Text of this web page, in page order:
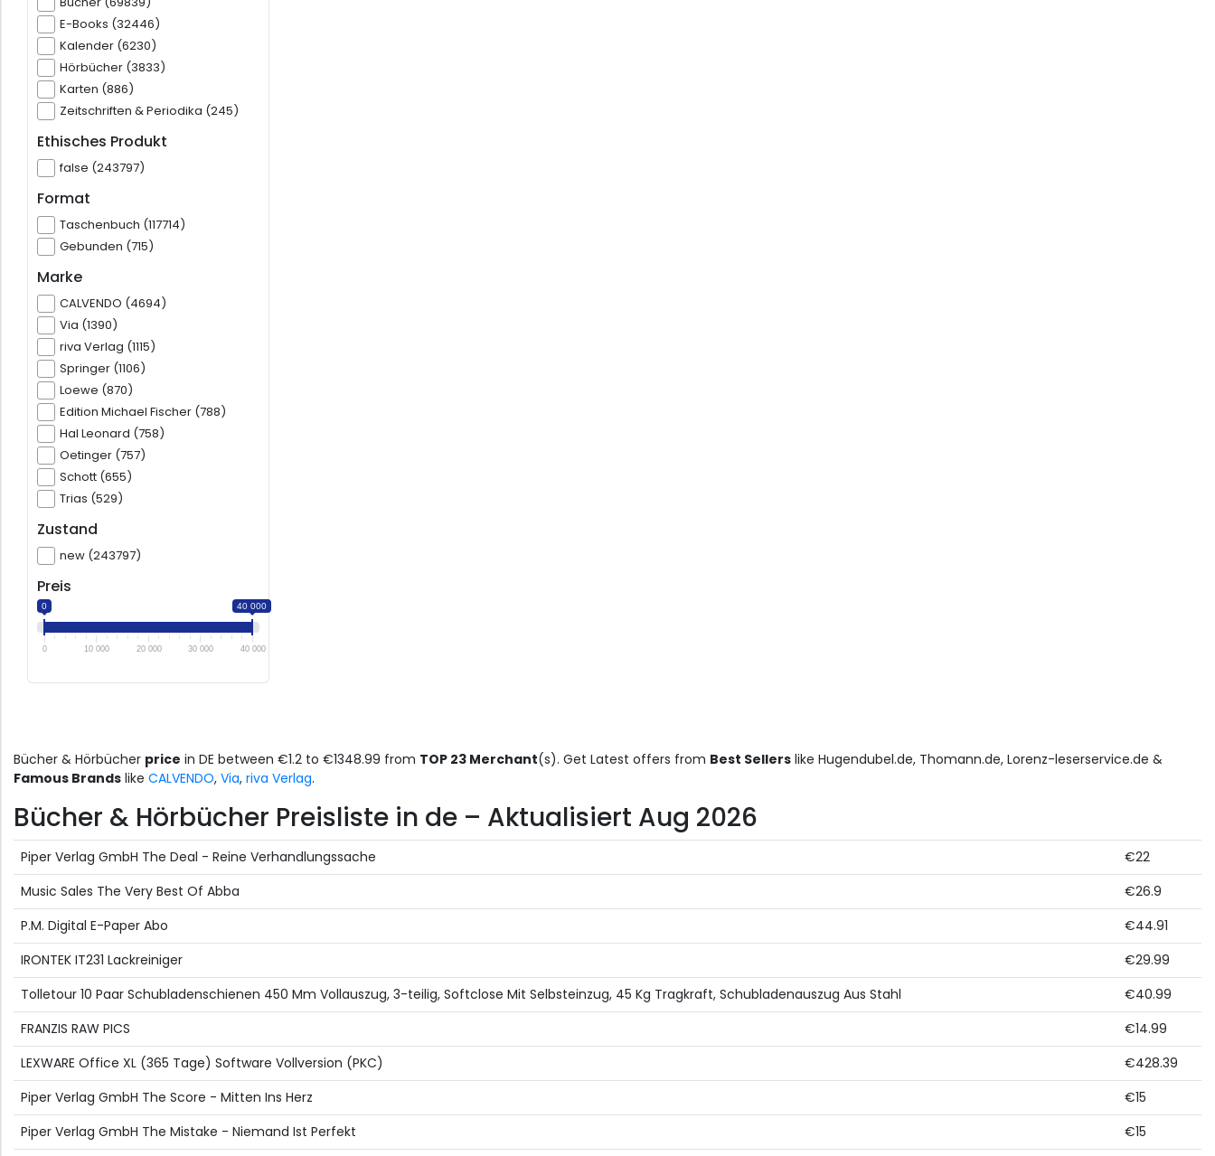
E-Books (32446)
Kalender (6230)
Hörbücher (3833)
Karten (886)
Zeitschriften & Periodika (245)
Ethisches Produkt
false (243797)
Format
Taschenbuch (117714)
Gebunden (715)
Marke
CALVENDO (4694)
Via (1390)
riva Verlag (1115)
Springer (1106)
Loewe (870)
Edition Michael Fischer (788)
Hal Leonard (758)
Oetinger (757)
Schott (655)
Trias (529)
Zustand
new (243797)
Preis
0 40 000
0 10 000 20 000 30 000 40 000
Bücher & Hörbücher price in DE between €1.2 to €1348.99 from TOP 23 Merchant(s). Get Latest offers from Best Sellers like Hugendubel.de, Thomann.de, Lorenz-leserservice.de &
Famous Brands like CALVENDO, Via, riva Verlag.
Bücher & Hörbücher Preisliste in de – Aktualisiert Aug 2026
Piper Verlag GmbH The Deal - Reine Verhandlungssache
€22
Music Sales The Very Best Of Abba
€26.9
P.M. Digital E-Paper Abo
€44.91
IRONTEK IT231 Lackreiniger
€29.99
Tolletour 10 Paar Schubladenschienen 450 Mm Vollauszug, 3-teilig, Softclose Mit Selbsteinzug, 45 Kg Tragkraft, Schubladenauszug Aus Stahl
€40.99
FRANZIS RAW PICS
€14.99
LEXWARE Office XL (365 Tage) Software Vollversion (PKC)
€428.39
Piper Verlag GmbH The Score - Mitten Ins Herz
€15
Piper Verlag GmbH The Mistake - Niemand Ist Perfekt
€15